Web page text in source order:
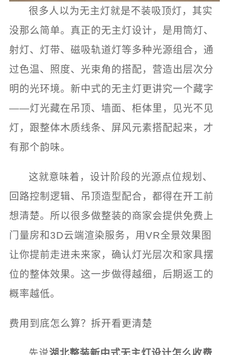
很多人以为无主灯就是不装吸顶灯，其实
没那么简单。真正的无主灯设计，是用筒灯、
射灯、灯带、磁吸轨道灯等多种光源组合，通
过色温、照度、光束角的搭配，营造出层次分
明的光环境。新中式的无主灯更讲究一个藏字
——灯光藏在吊顶、墙面、柜体里，见光不见
灯，跟整体木质线条、屏风元素搭配起来，才
有那个韵味。
这就意味着，设计阶段的光源点位规划、
回路控制逻辑、吊顶造型配合，都得在开工前
想清楚。所以很多做整装的商家会提供免费上
门量房和3D云端渲染服务，用VR全景效果图
让你提前走进未来家，确认灯光层次和家具摆
位的整体效果。这一步做得越细，后期返工的
概率越低。
费用到底怎么算？拆开看更清楚